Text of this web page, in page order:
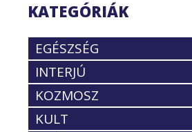
KATEGÓRIÁK
EGÉSZSÉG
INTERJÚ
KOZMOSZ
KULT